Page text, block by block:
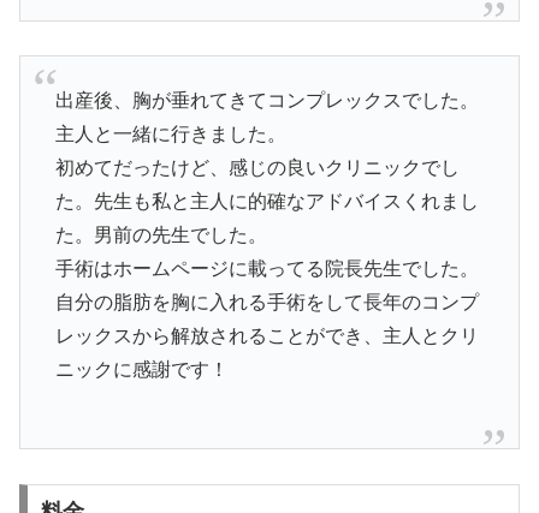
出産後、胸が垂れてきてコンプレックスでした。
主人と一緒に行きました。
初めてだったけど、感じの良いクリニックでし
た。先生も私と主人に的確なアドバイスくれまし
た。男前の先生でした。
手術はホームページに載ってる院長先生でした。
自分の脂肪を胸に入れる手術をして長年のコンプ
レックスから解放されることができ、主人とクリ
ニックに感謝です！